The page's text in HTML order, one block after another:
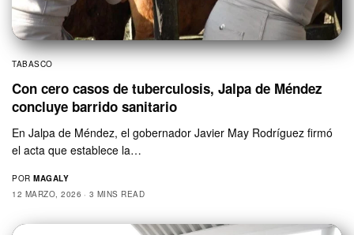
TABASCO
Con cero casos de tuberculosis, Jalpa de Méndez
concluye barrido sanitario
En Jalpa de Méndez, el gobernador Javier May Rodríguez firmó
el acta que establece la…
POR MAGALY
12 MARZO, 2026
3 MINS READ